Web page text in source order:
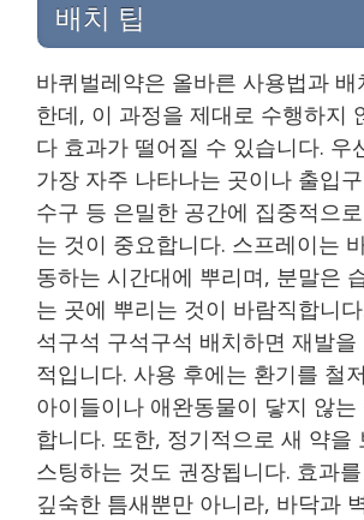
배치 팁
바퀴벌레약은 올바른 사용법과
한데, 이 과정을 제대로 수행하지
다 효과가 떨어질 수 있습니다. 우
가장 자주 나타나는 곳이나 출입
수구 등 은밀한 공간에 집중적으
는 것이 중요합니다. 스프레이는
동하는 시간대에 뿌리며, 분말은
는 곳에 뿌리는 것이 바람직합니
석구석 구석구석 배치하면 재발
적입니다. 사용 후에는 환기를 철
아이들이나 애완동물이 닿지 않
합니다. 또한, 정기적으로 새 약을
스팅하는 것도 권장됩니다. 효과
깊숙한 틈새뿐만 아니라, 바닥과